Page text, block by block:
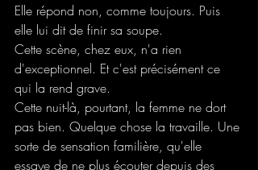
Elle répond non, comme toujours. Puis
elle lui dit de finir sa soupe.
Cette scène, chez eux, n'a rien
d'exceptionnel. Et c'est précisément ce
qui la rend grave.
Cette nuit-là, pourtant, la femme ne dort
pas bien. Quelque chose la travaille. Une
sorte de sensation familière, qu'elle
essaye de ne plus écouter depuis des